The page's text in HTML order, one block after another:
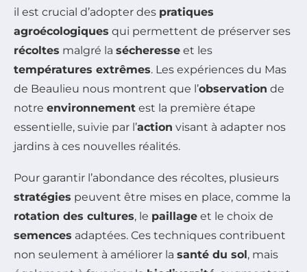
il est crucial d’adopter des pratiques
agroécologiques qui permettent de préserver ses
récoltes malgré la sécheresse et les
températures extrêmes. Les expériences du Mas
de Beaulieu nous montrent que l’observation de
notre environnement est la première étape
essentielle, suivie par l’action visant à adapter nos
jardins à ces nouvelles réalités.
Pour garantir l’abondance des récoltes, plusieurs
stratégies peuvent être mises en place, comme la
rotation des cultures, le paillage et le choix de
semences adaptées. Ces techniques contribuent
non seulement à améliorer la santé du sol, mais